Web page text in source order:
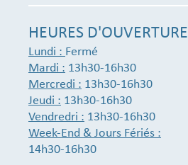
HEURES D'OUVERTURE
Lundi : Fermé
Mardi : 13h30-16h30
Mercredi : 13h30-16h30
Jeudi : 13h30-16h30
Vendredri : 13h30-16h30
Week-End & Jours Fériés :
14h30-16h30